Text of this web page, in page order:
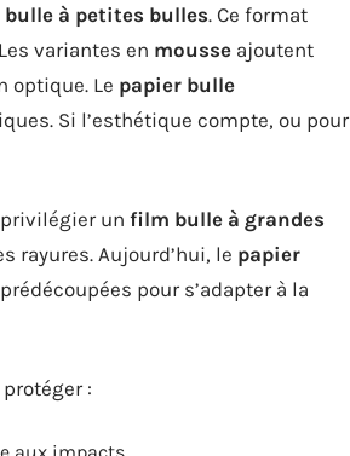
bulle à petites bulles. Ce format
variantes en mousse ajoutent
optique. Le papier bulle
Si l’esthétique compte, ou pour
un film bulle à grandes
rayures. Aujourd’hui, le papier
pour s’adapter à la
: